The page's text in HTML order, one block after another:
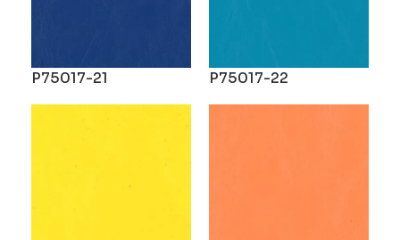
P75017-21 P75017-22